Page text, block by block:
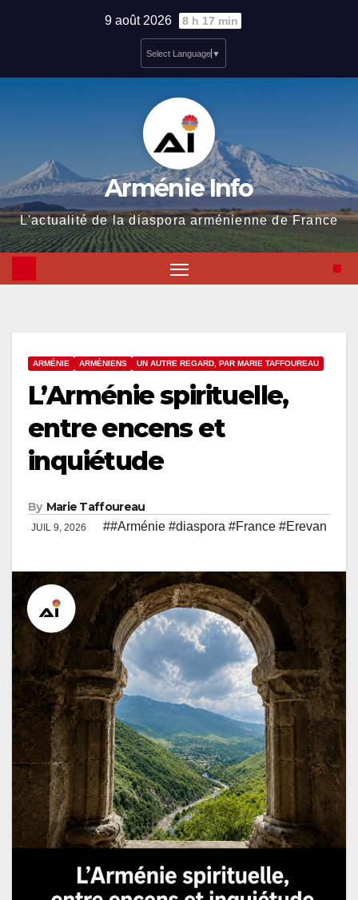
9 août 2026 8 h 17 min
Select Language ▼
Arménie Info
L'actualité de la diaspora arménienne de France
ARMÉNIE ARMÉNIENS UN AUTRE REGARD, PAR MARIE TAFFOUREAU
L’Arménie spirituelle,
entre encens et
inquiétude
By Marie Taffoureau
JUIL 9, 2026 ##Arménie #diaspora #France #Erevan